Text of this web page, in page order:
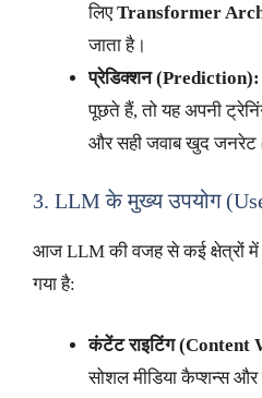
लिएTransformer
जाता है।
प्रेडिक्शन (Prediction):
पूछते हैं, तो यह अपनी
और सही जवाब खुद जनरेट
3. LLM के मुख्य उपयोग
आज LLM की वजह से कई क्षेत्रों
गया है:
कंटेंट राइटिंग
सोशल मीडिया कैप्शन्स